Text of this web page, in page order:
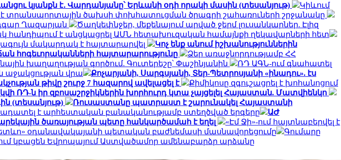
կյանքն է․ Վարդանյանը՝ Երևանի օդի որակի մասին (տեսանյութ)
Կիևում
է տրանսպորտային ծախսի փոխհատուցման ծրագրի շահառուների շրջանակը
Ղազարյան
Ծաղկեփնջեր, մեքենայում արված ջերմ լուսանկարներ. Էլիզ
հանդիպում է անցկացրել ԱՄՆ հետախուզական համայնքի ղեկավարների հետ
մակարդակ է հայտարարվել
Կոչ ենք անում իշխանություններին
հոգեւորականների հայտարարությունը
Ձեր առաջնորդությամբ ՀՀ
խաղաղության գործում. Գուտերեշը՝ Փաշինյանին
ՌԴ ԱԳՆ-ում գնահատել
աջակցության վրա
Քոչարյանի, Սարգսյանի, Տեր-Պետրոսյանի «ինադու». էս
թիվը շուրջ 7 հազարով ավելացել է
Քիմիկոսը զգուշացրել է խոհանոցում
ՌԴ-ն իր զբոսաշրջիկներին խորհուրդ կտա չայցելել Հայաստան. Մատվիենկո
(տեսանյութ)
Ռուսաստանը պատրաստ է շարունակել Հայաստանի
է արհեստական բանականությամբ ստեղծված երգերը
ԱԺ
ծառայության պետը հանկարծամահ է եղել
«Էմ Ջի»-ում հայտնաբերվել է
օդանավակայանի պետական բաժնեմասի մասնավորեցումը
Գումարը
կբացեն Եվրոպայում Աստվածամոր ամենաբարձր արձանը